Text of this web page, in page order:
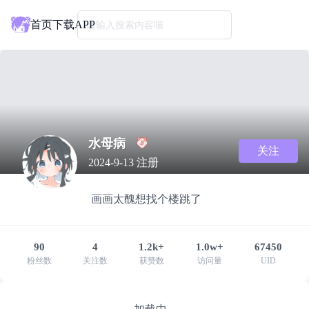
首页下载APP请输入搜索内容喵
水母病
2024-9-13 注册
关注
画画太醜想找个楼跳了
90
粉丝数
4
关注数
1.2k+
获赞数
1.0w+
访问量
67450
UID